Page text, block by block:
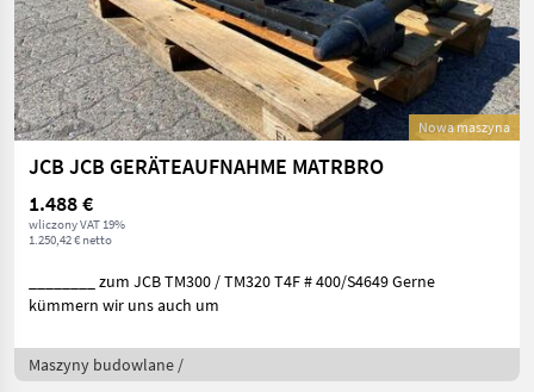
Nowa maszyna
JCB JCB GERÄTEAUFNAHME MATRBRO
1.488 €
wliczony VAT 19%
1.250,42 € netto
________ zum JCB TM300 / TM320 T4F # 400/S4649 Gerne
kümmern wir uns auch um
Maszyny budowlane /